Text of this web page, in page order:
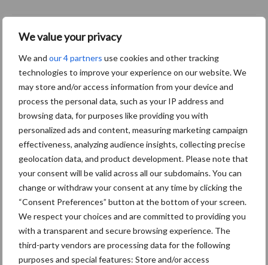
We value your privacy
We and our 4 partners use cookies and other tracking
technologies to improve your experience on our website. We
may store and/or access information from your device and
process the personal data, such as your IP address and
browsing data, for purposes like providing you with
personalized ads and content, measuring marketing campaign
effectiveness, analyzing audience insights, collecting precise
geolocation data, and product development. Please note that
your consent will be valid across all our subdomains. You can
change or withdraw your consent at any time by clicking the
“Consent Preferences” button at the bottom of your screen.
We respect your choices and are committed to providing you
with a transparent and secure browsing experience. The
third-party vendors are processing data for the following
purposes and special features: Store and/or access
Van onze partner Yara
hoe kan zwavel helpen bij
de bemesting?
Themapagina's
Diergezondheid Bemesting Fokkerij
Compost Dierlijke mest